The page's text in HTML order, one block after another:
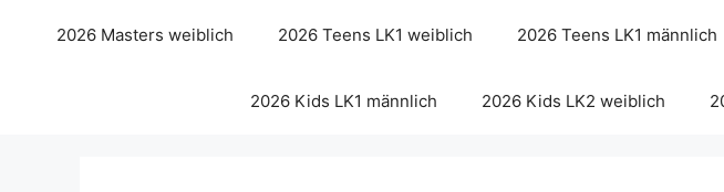
2026 Masters weiblich 2026 Teens LK1 weiblich 2026 Teens LK1 männlich
2026 Kids LK1 männlich 2026 Kids LK2 weiblich